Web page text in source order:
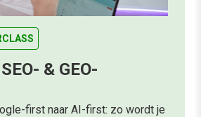
& GEO-
first naar AI-first: zo wordt je